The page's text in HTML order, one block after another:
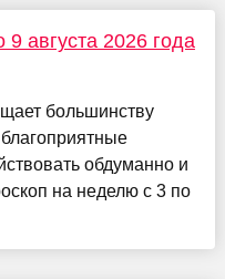
августа 2026 года
большинству
обдуманно и
на неделю с 3 по